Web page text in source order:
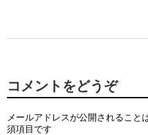
コメントをどうぞ
メールアドレスが公開されること
須項目です